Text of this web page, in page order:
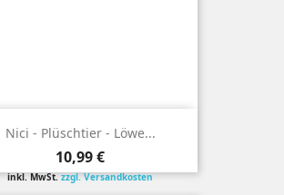
Nici - Plüschtier - Löwe...
Preis
10,99 €
inkl. MwSt.zzgl. Versandkosten